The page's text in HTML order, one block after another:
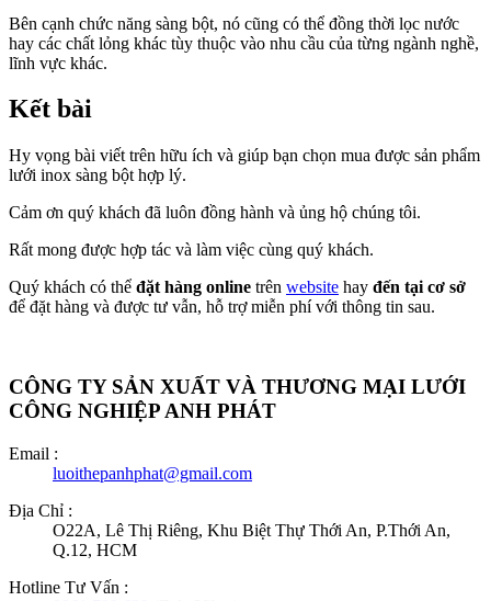
Bên cạnh chức năng sàng bột, nó cũng có thể đồng thời lọc nước
hay các chất lỏng khác tùy thuộc vào nhu cầu của từng ngành nghề,
lĩnh vực khác.
Kết bài
Hy vọng bài viết trên hữu ích và giúp bạn chọn mua được sản phẩm
lưới inox sàng bột hợp lý.
Cảm ơn quý khách đã luôn đồng hành và ủng hộ chúng tôi.
Rất mong được hợp tác và làm việc cùng quý khách.
Quý khách có thể đặt hàng online trên website hay đến tại cơ sở
để đặt hàng và được tư vẫn, hỗ trợ miễn phí với thông tin sau.
CÔNG TY SẢN XUẤT VÀ THƯƠNG MẠI LƯỚI
CÔNG NGHIỆP ANH PHÁT
Email :
luoithepanhphat@gmail.com
Địa Chỉ :
O22A, Lê Thị Riêng, Khu Biệt Thự Thới An, P.Thới An,
Q.12, HCM
Hotline Tư Vấn :